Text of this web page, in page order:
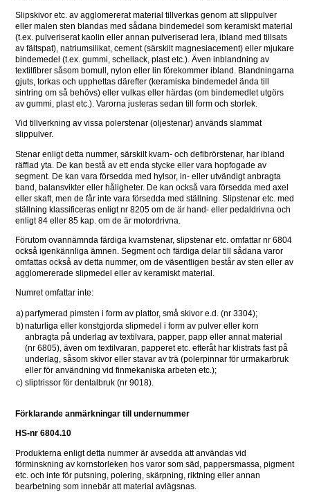
Slipskivor etc. av agglomererat material tillverkas genom att slippulver
eller malen sten blandas med sådana bindemedel som keramiskt material
(t.ex. pulveriserat kaolin eller annan pulveriserad lera, ibland med tillsats
av fältspat), natriumsilikat, cement (särskilt magnesiacement) eller mjukare
bindemedel (t.ex. gummi, schellack, plast etc.). Även inblandning av
textilfibrer såsom bomull, nylon eller lin förekommer ibland. Blandningarna
gjuts, torkas och upphettas därefter (keramiska bindemedel ända till
sintring om så behövs) eller vulkas eller härdas (om bindemedlet utgörs
av gummi, plast etc.). Varorna justeras sedan till form och storlek.
Vid tillverkning av vissa polerstenar (oljestenar) används slammat
slippulver.
Stenar enligt detta nummer, särskilt kvarn- och defibrörstenar, har ibland
räfflad yta. De kan bestå av ett enda stycke eller vara hopfogade av
segment. De kan vara försedda med hylsor, in- eller utvändigt anbragta
band, balansvikter eller håligheter. De kan också vara försedda med axel
eller skaft, men de får inte vara försedda med ställning. Slipstenar etc. med
ställning klassificeras enligt nr 8205 om de är hand- eller pedaldrivna och
enligt 84 eller 85 kap. om de är motordrivna.
Förutom ovannämnda färdiga kvarnstenar, slipstenar etc. omfattar nr 6804
också igenkännliga ämnen. Segment och färdiga delar till sådana varor
omfattas också av detta nummer, om de väsentligen består av sten eller av
agglomererade slipmedel eller av keramiskt material.
Numret omfattar inte:
a)parfymerad pimsten i form av plattor, små skivor e.d. (nr 3304);
b)naturliga eller konstgjorda slipmedel i form av pulver eller korn
anbragta på underlag av textilvara, papper, papp eller annat material
(nr 6805), även om textilvaran, papperet etc. efteråt har klistrats fast på
underlag, såsom skivor eller stavar av trä (polerpinnar för urmakarbruk
eller för användning vid finmekaniska arbeten etc.);
c) sliptrissor för dentalbruk (nr 9018).
Förklarande anmärkningar till undernummer
HS-nr 6804.10
Produkterna enligt detta nummer är avsedda att användas vid
förminskning av kornstorleken hos varor som säd, pappersmassa, pigment
etc. och inte för putsning, polering, skärpning, riktning eller annan
bearbetning som innebär att material avlägsnas.